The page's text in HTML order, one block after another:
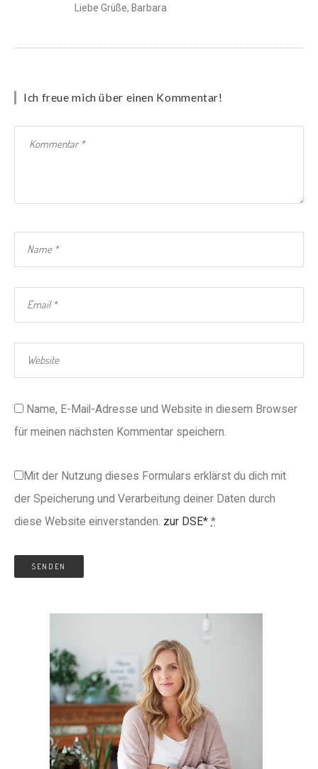
Liebe Grüße, Barbara
Ich freue mich über einen Kommentar!
Name, E-Mail-Adresse und Website in diesem Browser
für meinen nächsten Kommentar speichern.
Mit der Nutzung dieses Formulars erklärst du dich mit
der Speicherung und Verarbeitung deiner Daten durch
diese Website einverstanden. zur DSE* *